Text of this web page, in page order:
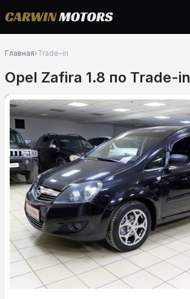
Главная›Trade-in
Opel Zafira 1.8 по Trade-in